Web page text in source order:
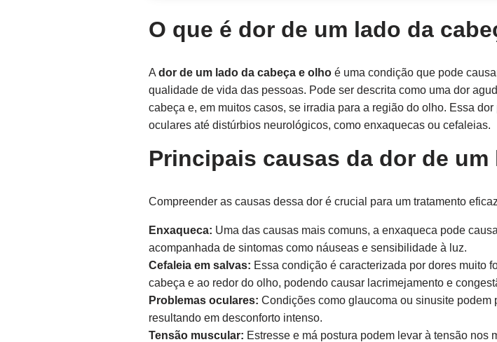
O que é dor de um lado da
A dor de um lado da cabeça e olho é uma condição que pode
qualidade de vida das pessoas. Pode ser descrita como uma dor
cabeça e, em muitos casos, se irradia para a região do olho. Essa
oculares até distúrbios neurológicos, como enxaquecas ou cefaleias.
Principais causas da dor de
Compreender as causas dessa dor é crucial para um tratamento
Enxaqueca: Uma das causas mais comuns, a enxaqueca pode
acompanhada de sintomas como náuseas e sensibilidade à luz.
Cefaleia em salvas: Essa condição é caracterizada por dores muito
cabeça e ao redor do olho, podendo causar lacrimejamento e
Problemas oculares: Condições como glaucoma ou sinusite
resultando em desconforto intenso.
Tensão muscular: Estresse e má postura podem levar à tensão